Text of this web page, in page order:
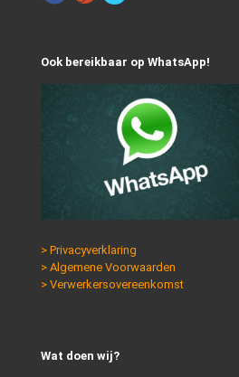
Ook bereikbaar op WhatsApp!
> Privacyverklaring
> Algemene Voorwaarden
> Verwerkersovereenkomst
Wat doen wij?